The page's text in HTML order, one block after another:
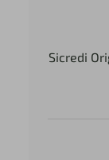
Sicredi